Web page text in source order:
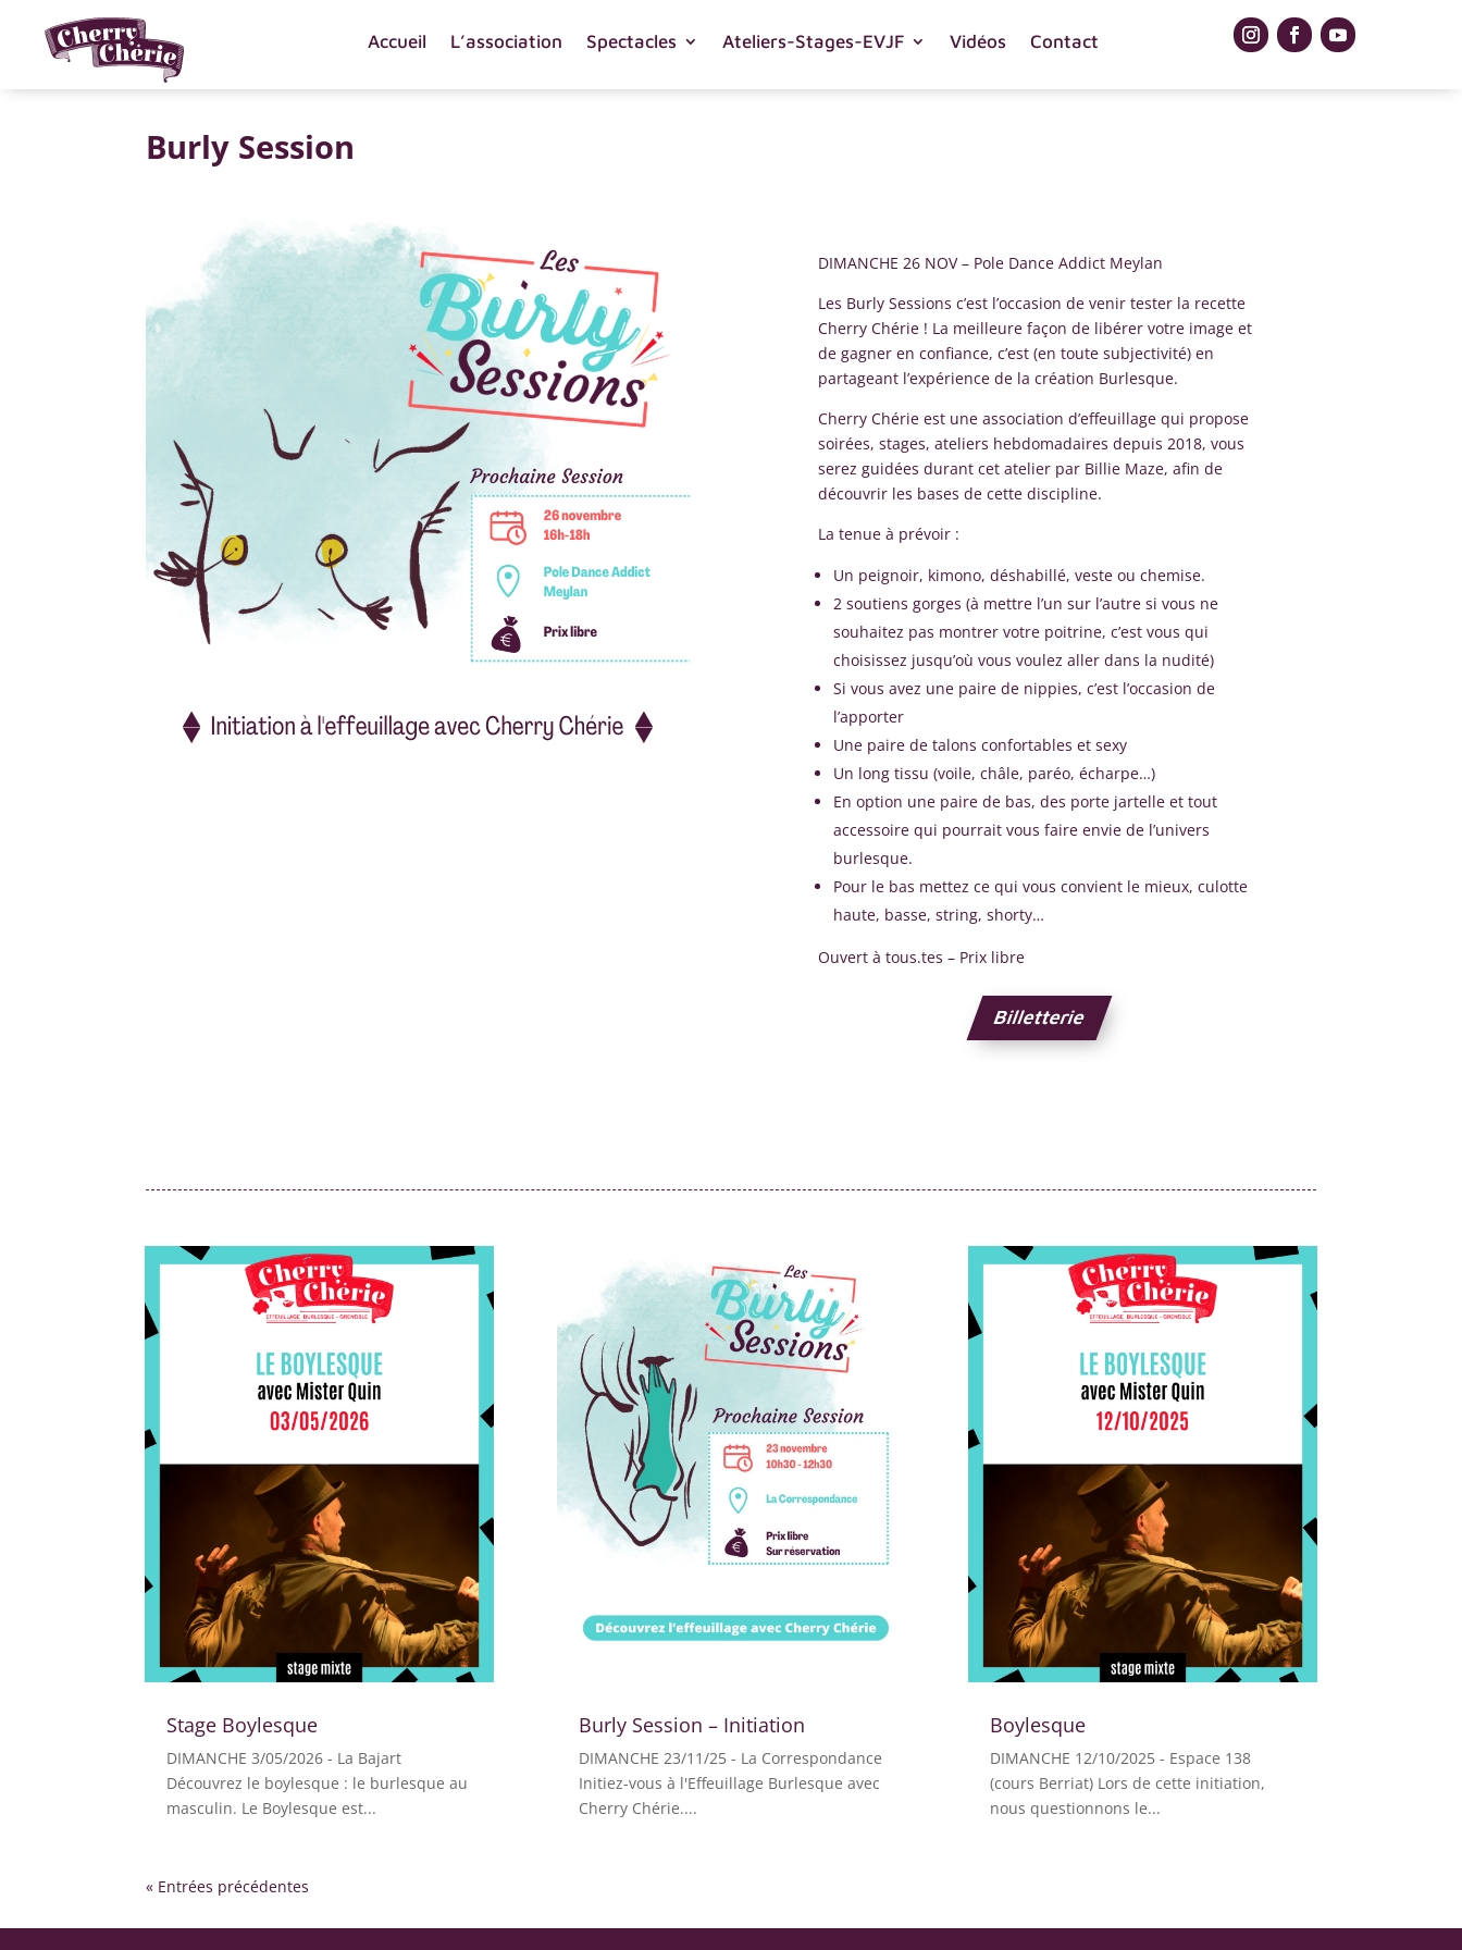
Accueil L’association Spectacles Ateliers-Stages-EVJF Vidéos Contact
Burly Session
DIMANCHE 26 NOV – Pole Dance Addict Meylan
Les Burly Sessions c’est l’occasion de venir tester la recette
Cherry Chérie ! La meilleure façon de libérer votre image et
de gagner en confiance, c’est (en toute subjectivité) en
partageant l’expérience de la création Burlesque.
Cherry Chérie est une association d’effeuillage qui propose
soirées, stages, ateliers hebdomadaires depuis 2018, vous
serez guidées durant cet atelier par Billie Maze, afin de
découvrir les bases de cette discipline.
La tenue à prévoir :
Un peignoir, kimono, déshabillé, veste ou chemise.
2 soutiens gorges (à mettre l’un sur l’autre si vous ne
souhaitez pas montrer votre poitrine, c’est vous qui
choisissez jusqu’où vous voulez aller dans la nudité)
Si vous avez une paire de nippies, c’est l’occasion de
l’apporter
Une paire de talons confortables et sexy
Un long tissu (voile, châle, paréo, écharpe…)
En option une paire de bas, des porte jartelle et tout
accessoire qui pourrait vous faire envie de l’univers
burlesque.
Pour le bas mettez ce qui vous convient le mieux, culotte
haute, basse, string, shorty…
Ouvert à tous.tes – Prix libre
Billetterie
Stage Boylesque
DIMANCHE 3/05/2026 - La Bajart
Découvrez le boylesque : le burlesque au
masculin. Le Boylesque est...
Burly Session – Initiation
DIMANCHE 23/11/25 - La Correspondance
Initiez-vous à l'Effeuillage Burlesque avec
Cherry Chérie....
Boylesque
DIMANCHE 12/10/2025 - Espace 138
(cours Berriat) Lors de cette initiation,
nous questionnons le...
« Entrées précédentes